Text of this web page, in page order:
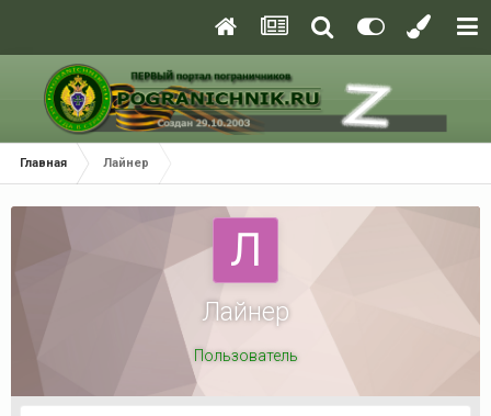
Главная Лайнер
Лайнер
Пользователь